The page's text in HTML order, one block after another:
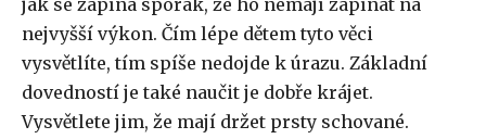
jak se zapíná sporák, že ho nemají zapínat na
nejvyšší výkon. Čím lépe dětem tyto věci
vysvětlíte, tím spíše nedojde k úrazu. Základní
dovedností je také naučit je dobře krájet.
Vysvětlete jim, že mají držet prsty schované.